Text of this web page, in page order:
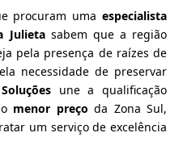
procuram uma especialista
Julietasabem que a região
pela presença de raízes de
necessidade de preservar
une a qualificação
menor preço da Zona Sul,
um serviço de excelência